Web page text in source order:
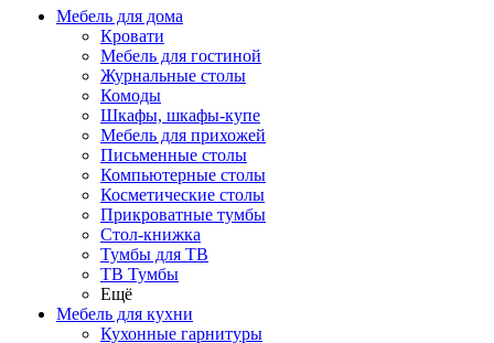
Мебель для дома
Кровати
Мебель для гостиной
Журнальные столы
Комоды
Шкафы, шкафы-купе
Мебель для прихожей
Письменные столы
Компьютерные столы
Косметические столы
Прикроватные тумбы
Стол-книжка
Тумбы для ТВ
ТВ Тумбы
Ещё
Мебель для кухни
Кухонные гарнитуры